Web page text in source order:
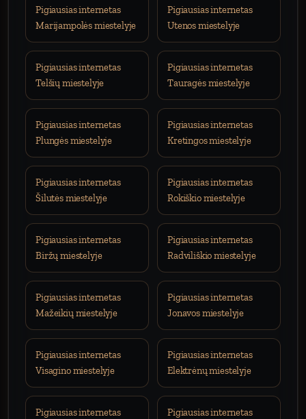
Pigiausias internetas
Marijampolės miestelyje
Pigiausias internetas
Utenos miestelyje
Pigiausias internetas
Telšių miestelyje
Pigiausias internetas
Tauragės miestelyje
Pigiausias internetas
Plungės miestelyje
Pigiausias internetas
Kretingos miestelyje
Pigiausias internetas
Šilutės miestelyje
Pigiausias internetas
Rokiškio miestelyje
Pigiausias internetas
Biržų miestelyje
Pigiausias internetas
Radviliškio miestelyje
Pigiausias internetas
Mažeikių miestelyje
Pigiausias internetas
Jonavos miestelyje
Pigiausias internetas
Visagino miestelyje
Pigiausias internetas
Elektrėnų miestelyje
Pigiausias internetas
Pigiausias internetas